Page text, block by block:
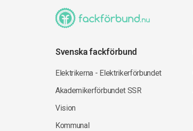
Svenska fackförbund
Elektrikerna - Elektrikerförbundet
Akademikerförbundet SSR
Vision
Kommunal